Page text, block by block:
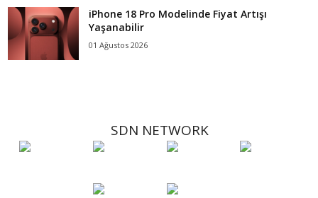
iPhone 18 Pro Modelinde Fiyat Artışı
Yaşanabilir
01 Ağustos 2026
SDN NETWORK